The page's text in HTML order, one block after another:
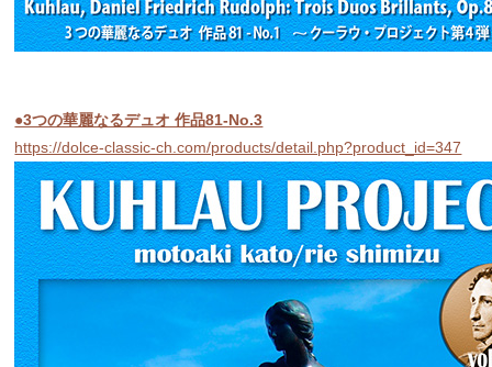
●3つの華麗なるデュオ 作品81-No.3
https://dolce-classic-ch.com/products/detail.php?product_id=347